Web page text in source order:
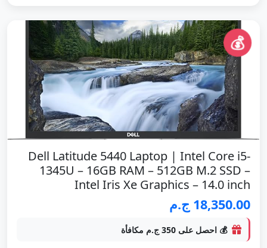
💰
Dell Latitude 5440 Laptop | Intel Core i5-
1345U – 16GB RAM – 512GB M.2 SSD –
Intel Iris Xe Graphics – 14.0 inch
18,350.00 ج.م
💰 احصل على 350 ج.م مكافأة